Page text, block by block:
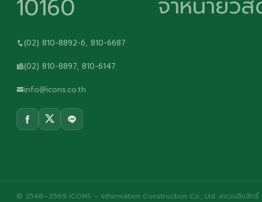
10160
(02) 810-8892-6, 810-6687
(02) 810-8897, 810-6147
info@icons.co.th
© 2548–2569 iCONS – Information Construction Co., Ltd. สงวนลิขสิทธิ์